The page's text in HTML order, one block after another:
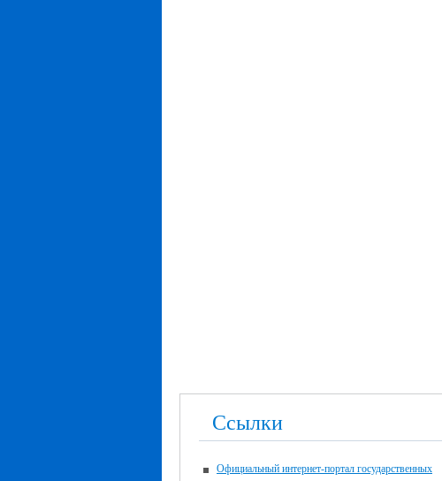
Ссылки
Официальный интернет-портал государственных